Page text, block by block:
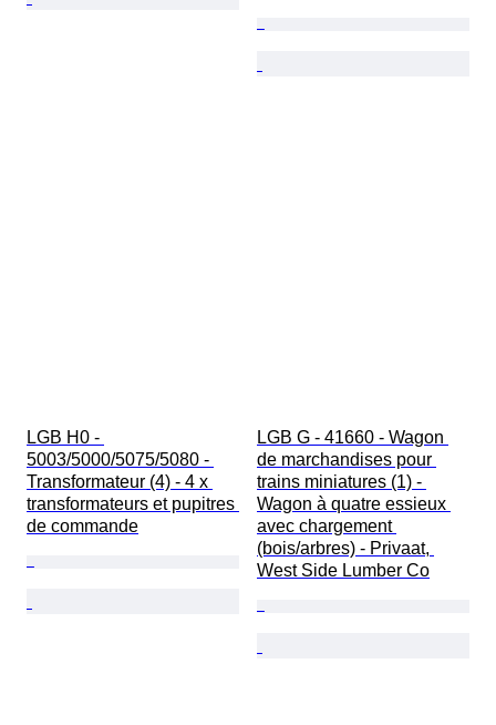
LGB H0 -
5003/5000/5075/5080 -
Transformateur (4) - 4 x
transformateurs et pupitres
de commande
LGB G - 41660 - Wagon
de marchandises pour
trains miniatures (1) -
Wagon à quatre essieux
avec chargement
(bois/arbres) - Privaat,
West Side Lumber Co